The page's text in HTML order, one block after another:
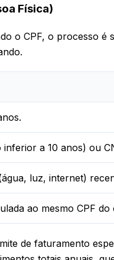
Física)
o CPF, o processo é
inferior a 10 anos) ou
luz, internet)
ao mesmo CPF
de faturamento